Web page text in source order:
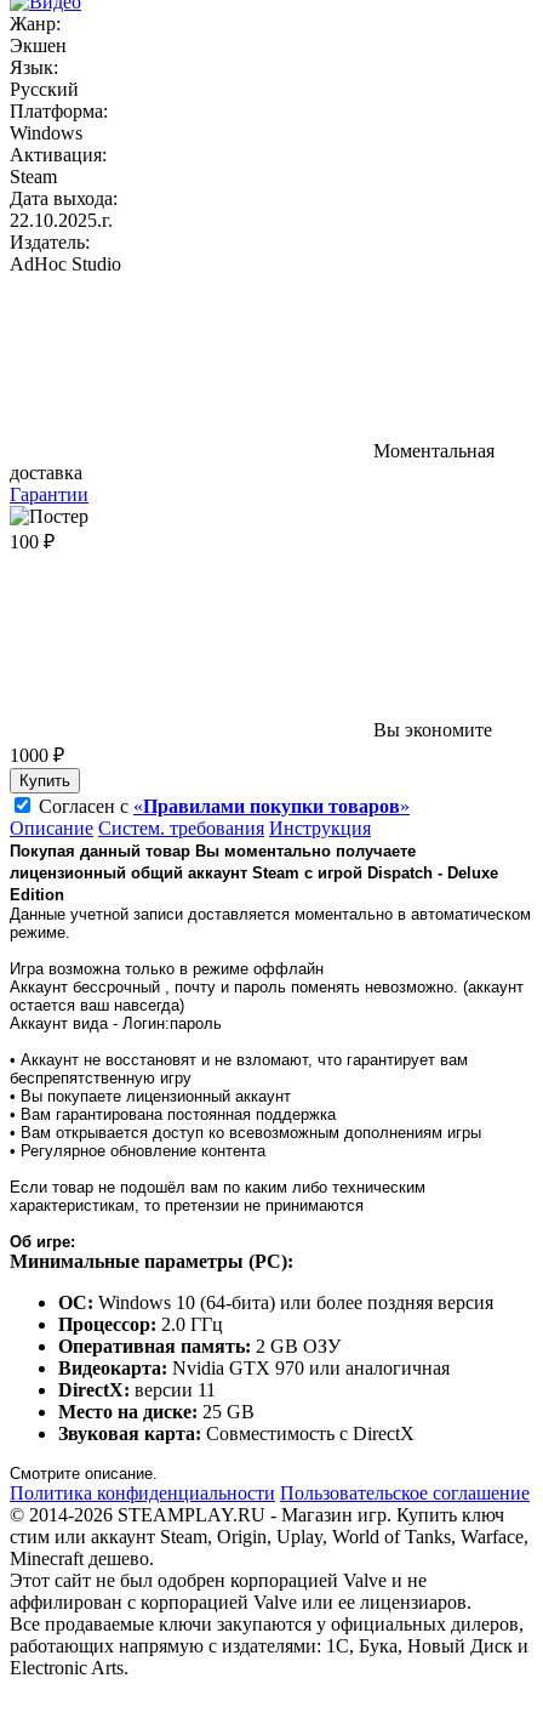
Жанр:
Экшен
Язык:
Русский
Платформа:
Windows
Активация:
Steam
Дата выхода:
22.10.2025.г.
Издатель:
AdHoc Studio
Моментальная
доставка
Гарантии
100 ₽
Вы экономите
1000 ₽
Купить
Согласен с «Правилами покупки товаров»
Описание Систем. требования Инструкция
Покупая данный товар Вы моментально получаете
лицензионный общий аккаунт Steam с игрой Dispatch - Deluxe
Edition
Данные учетной записи доставляется моментально в автоматическом
режиме.
Игра возможна только в режиме оффлайн
Аккаунт бессрочный , почту и пароль поменять невозможно. (аккаунт
остается ваш навсегда)
Аккаунт вида - Логин:пароль
• Аккаунт не восстановят и не взломают, что гарантирует вам
беспрепятственную игру
• Вы покупаете лицензионный аккаунт
• Вам гарантирована постоянная поддержка
• Вам открывается доступ ко всевозможным дополнениям игры
• Регулярное обновление контента
Если товар не подошёл вам по каким либо техническим
характеристикам, то претензии не принимаются
Об игре:
Минимальные параметры (PC):
ОС: Windows 10 (64-бита) или более поздняя версия
Процессор: 2.0 ГГц
Оперативная память: 2 GB ОЗУ
Видеокарта: Nvidia GTX 970 или аналогичная
DirectX: версии 11
Место на диске: 25 GB
Звуковая карта: Совместимость с DirectX
Смотрите описание.
Политика конфиденциальности Пользовательское соглашение
© 2014-2026 STEAMPLAY.RU - Магазин игр. Купить ключ
стим или аккаунт Steam, Origin, Uplay, World of Tanks, Warface,
Minecraft дешево.
Этот сайт не был одобрен корпорацией Valve и не
аффилирован с корпорацией Valve или ее лицензиаров.
Все продаваемые ключи закупаются у официальных дилеров,
работающих напрямую с издателями: 1С, Бука, Новый Диск и
Electronic Arts.